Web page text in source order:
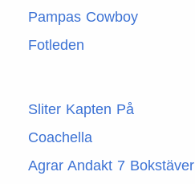
Pampas Cowboy
Fotleden
Sliter Kapten På
Coachella
Agrar Andakt 7 Bokstäver